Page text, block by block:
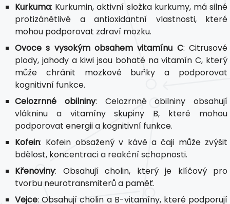
Kurkuma: Kurkumin, aktivní složka kurkumy, má silné
protizánětlivé a antioxidantní vlastnosti, které
mohou podporovat zdraví mozku.
Ovoce s vysokým obsahem vitamínu C: Citrusové
plody, jahody a kiwi jsou bohaté na vitamín C, který
může chránit mozkové buňky a podporovat
kognitivní funkce.
Celozrnné obilniny: Celozrnné obilniny obsahují
vlákninu a vitamíny skupiny B, které mohou
podporovat energii a kognitivní funkce.
Kofein: Kofein obsažený v kávě a čaji může zvýšit
bdělost, koncentraci a reakční schopnosti.
Křenoviny: Obsahují cholin, který je klíčový pro
tvorbu neurotransmiterů a paměť.
Vejce: Obsahují cholin a B-vitamíny, které podporují